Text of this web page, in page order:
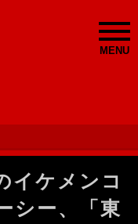
MENU
イケメンコ
シー、「東